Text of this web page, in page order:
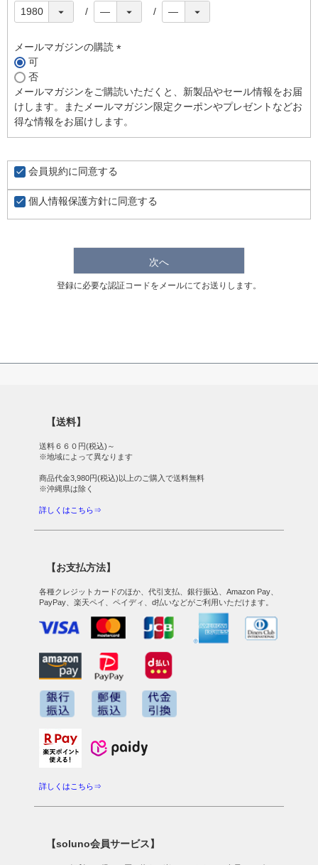
メールマガジンの購読
須
)
可
否
メールマガジンをご購読いただくと、新製品やセール情報をお届
けします。またメールマガジン限定クーポンやプレゼントなどお
得な情報をお届けします。
会員規約に同意する
個人情報保護方針に同意する
次へ
登録に必要な認証コードをメールにてお送りします。
【送料】
送料６６０円(税込)～
※地域によって異なります
商品代金3,980円(税込)以上のご購入で送料無料
※沖縄県は除く
詳しくはこちら⇒
【お支払方法】
各種クレジットカードのほか、代引支払、銀行振込、Amazon Pay、
PayPay、楽天ペイ、ペイディ、d払いなどがご利用いただけます。
詳しくはこちら⇒
【soluno会員サービス】